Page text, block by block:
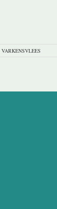
VARKENSVLEES